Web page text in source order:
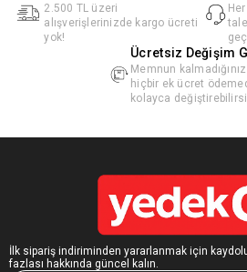
2.500 TL üzeri
alışverişlerinizde kargo ücreti
yok!
Ücretsiz Değişim
Memnun
hiçbir ek ücret
kolayca
İlk sipariş indiriminden yararlanmak için
fazlası hakkında güncel kalın.